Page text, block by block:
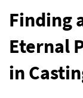
Finding
Eternal
in